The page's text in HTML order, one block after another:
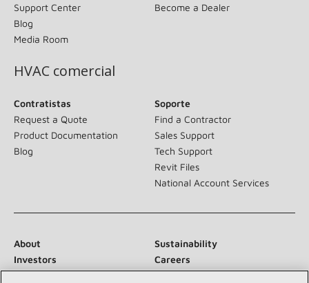
Support Center
Blog
Media Room
Become a Dealer
HVAC comercial
Contratistas
Request a Quote
Product Documentation
Blog
Soporte
Find a Contractor
Sales Support
Tech Support
Revit Files
National Account Services
About
Sustainability
Investors
Careers
Suppliers
Contact Us